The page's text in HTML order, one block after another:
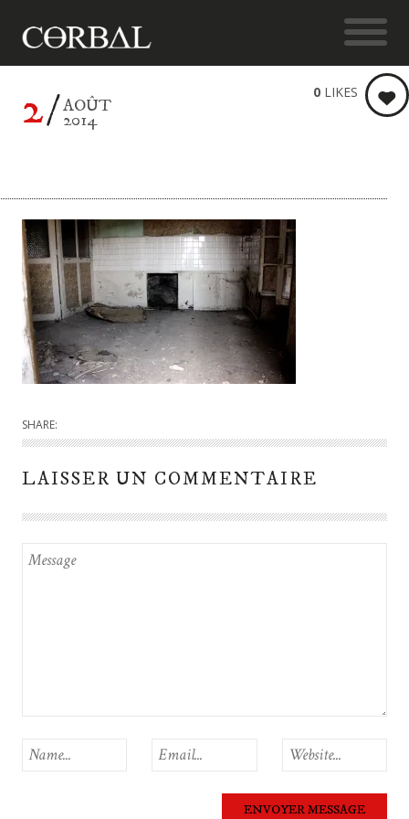
2 AOÛT
2014
0 LIKES
SHARE:
LAISSER UN COMMENTAIRE